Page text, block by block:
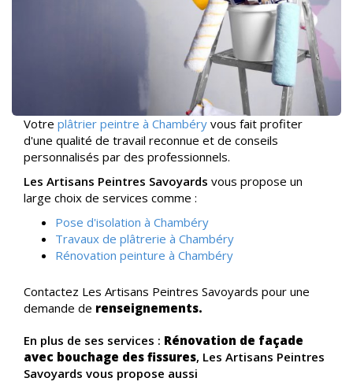
Votre plâtrier peintre à Chambéry vous fait profiter
d'une qualité de travail reconnue et de conseils
personnalisés par des professionnels.
Les Artisans Peintres Savoyards vous propose un
large choix de services comme :
Pose d'isolation à Chambéry
Travaux de plâtrerie à Chambéry
Rénovation peinture à Chambéry
Contactez Les Artisans Peintres Savoyards pour une
demande de renseignements.
En plus de ses services : Rénovation de façade
avec bouchage des fissures, Les Artisans Peintres
Savoyards vous propose aussi